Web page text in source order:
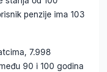
penzije ima 103
7.998
90 i 100 godina